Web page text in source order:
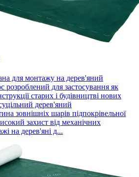
для монтажу на дерев'яний
для застосування як
старих і будівництві нових
дерев'яний
зовнішніх шарів підпокрівельної
захист від механічних
на дерев'яні д...